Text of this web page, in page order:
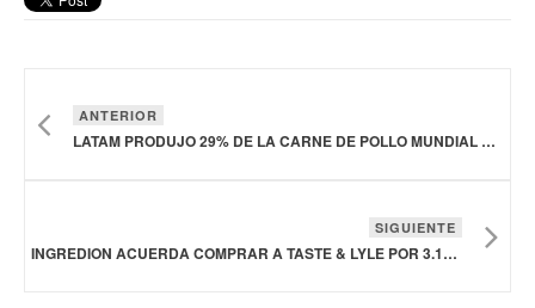
ANTERIOR
LATAM PRODUJO 29% DE LA CARNE DE POLLO MUNDIAL EN 2025: INFORME
SIGUIENTE
INGREDION ACUERDA COMPRAR A TASTE & LYLE POR 3.125 MDE